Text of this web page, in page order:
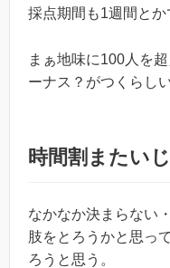
採点期間も1週間と
まぁ地味に100人を
ーナス？がつくらし
時間割またい
なかなか決まらない
肢をとろうかと思っ
ろうと思う。